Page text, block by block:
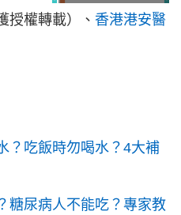
授權轉載）、 香港港安醫
？吃飯時勿喝水？4大補
糖尿病人不能吃？專家教